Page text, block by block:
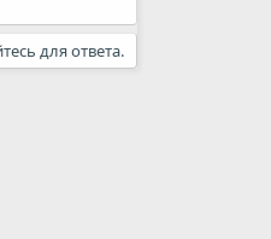
для ответа.